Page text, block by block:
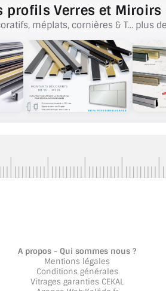
profils Verres et
méplats, cornières & T… plus
A propos - Qui sommes nous ?
Mentions légales
Conditions générales
Vitrages garanties CEKAL